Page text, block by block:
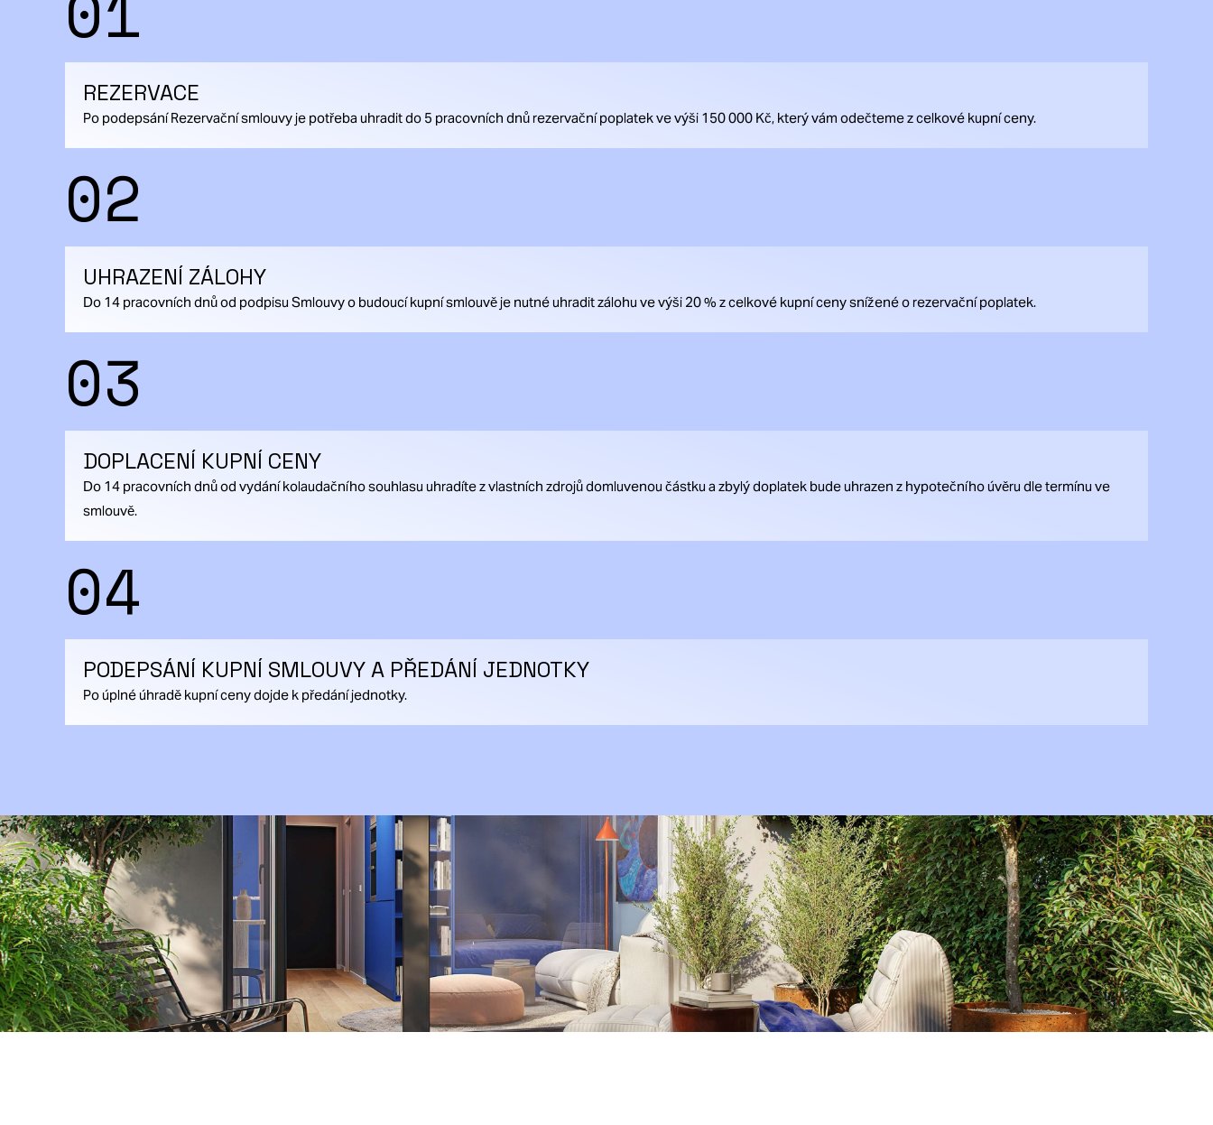
REZERVACE
Po podepsání Rezervační smlouvy je potřeba uhradit do 5 pracovních dnů rezervační poplatek ve výši 150 000 Kč, který vám odečteme z celkové kupní ceny.
02
UHRAZENÍ ZÁLOHY
Do 14 pracovních dnů od podpisu Smlouvy o budoucí kupní smlouvě je nutné uhradit zálohu ve výši 20 % z celkové kupní ceny snížené o rezervační poplatek.
03
DOPLACENÍ KUPNÍ CENY
Do 14 pracovních dnů od vydání kolaudačního souhlasu uhradíte z vlastních zdrojů domluvenou částku a zbylý doplatek bude uhrazen z hypotečního úvěru dle termínu ve
smlouvě.
04
PODEPSÁNÍ KUPNÍ SMLOUVY A PŘEDÁNÍ JEDNOTKY
Po úplné úhradě kupní ceny dojde k předání jednotky.